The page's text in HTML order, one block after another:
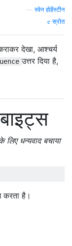
—स्वेन होहेंस्टीन
स्रोत
देखा, आश्चर्य
उत्तर दिया है,
लिए धन्यवाद बचाया
करता है।